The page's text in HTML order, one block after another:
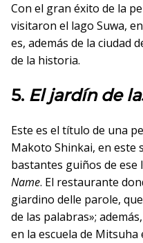
Con el gran éxito de la
visitaron el lago Suwa,
es, además de la ciudad
de la historia.
5. El jardín de
Este es el título de una
Makoto Shinkai, en este
bastantes guiños de
Name. El restaurante
giardino delle parole,
de las palabras»;
en la escuela de